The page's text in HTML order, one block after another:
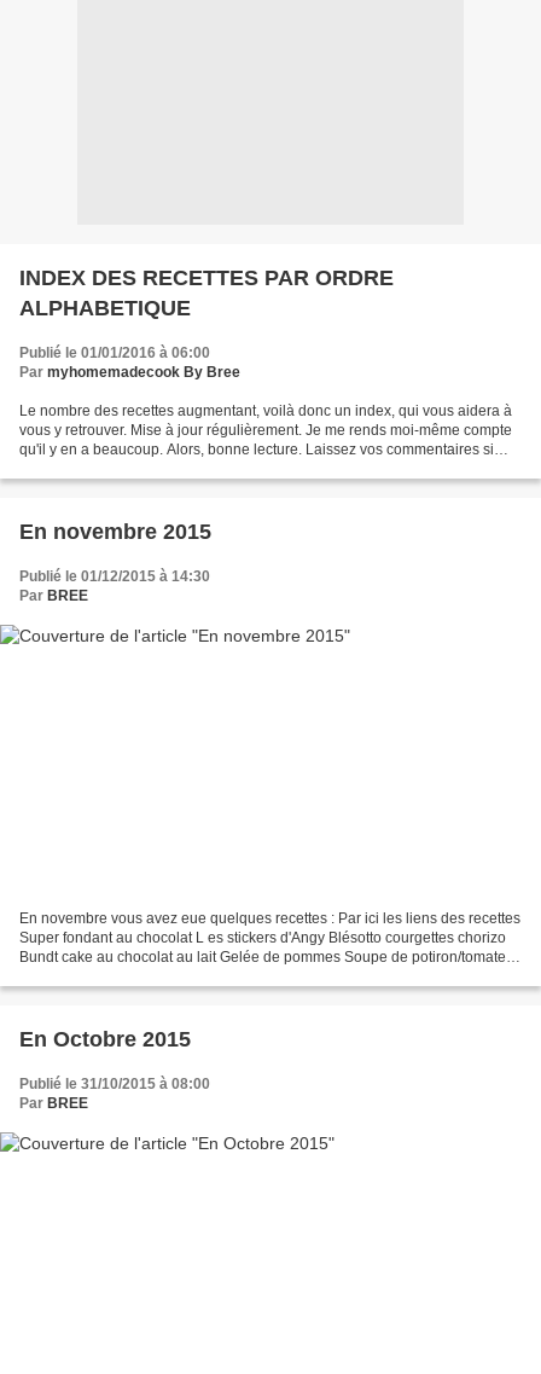
INDEX DES RECETTES PAR ORDRE
ALPHABETIQUE
Publié le 01/01/2016 à 06:00
Par myhomemadecook By Bree
Le nombre des recettes augmentant, voilà donc un index, qui vous aidera à
vous y retrouver. Mise à jour régulièrement. Je me rends moi-même compte
qu'il y en a beaucoup. Alors, bonne lecture. Laissez vos commentaires si
En novembre 2015
Publié le 01/12/2015 à 14:30
Par BREE
En novembre vous avez eue quelques recettes : Par ici les liens des recettes
Super fondant au chocolat L es stickers d'Angy Blésotto courgettes chorizo
Bundt cake au chocolat au lait Gelée de pommes Soupe de potiron/tomates.
En Octobre 2015
Publié le 31/10/2015 à 08:00
Par BREE